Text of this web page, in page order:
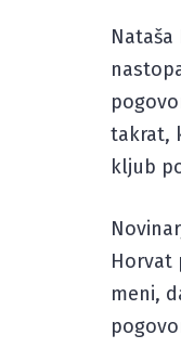
takrat,
kljub
Horvat
meni,